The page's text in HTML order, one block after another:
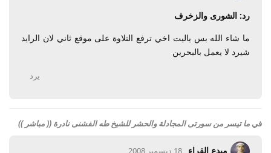
رد: الشورى والزخرف
ما شاء الله بس ياليت اخي ترفع التلاوة على موقع ثاني لان الرايد
شيرد لا يعمل بالبحرين
يرد
في ما تيسر من سورتى المجادلة والحشر للشيخ طه الفشنى نادرة (( مباشر ))
مبدع القراء 18 ديسمبر 2008